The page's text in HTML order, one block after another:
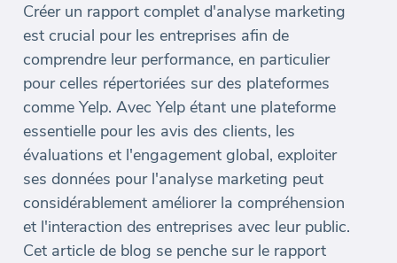
Créer un rapport complet d'analyse marketing
est crucial pour les entreprises afin de
comprendre leur performance, en particulier
pour celles répertoriées sur des plateformes
comme Yelp. Avec Yelp étant une plateforme
essentielle pour les avis des clients, les
évaluations et l'engagement global, exploiter
ses données pour l'analyse marketing peut
considérablement améliorer la compréhension
et l'interaction des entreprises avec leur public.
Cet article de blog se penche sur le rapport